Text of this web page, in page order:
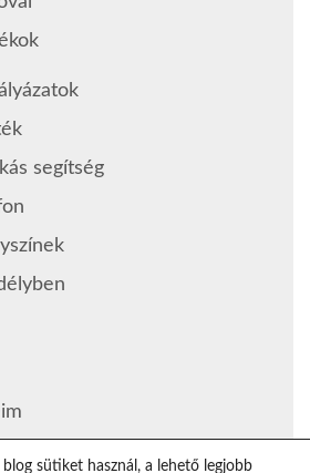
segítség
blog sütiket használ, a lehető legjobb